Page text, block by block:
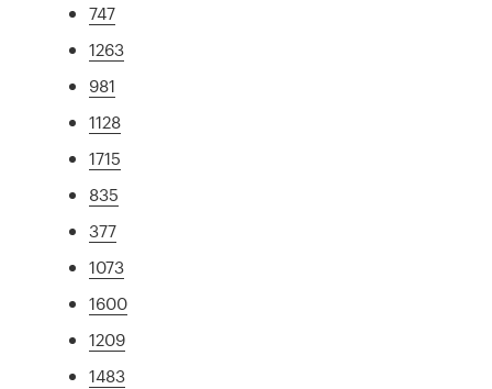
747
1263
981
1128
1715
835
377
1073
1600
1209
1483